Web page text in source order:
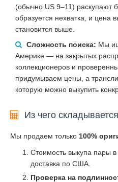
(обычно US 9–11) раскупают
образуется нехватка, и цена
становится выше.
Сложность поиска: Мы
Америке — на закрытых
коллекционеров и
придумываем цены, а
которую можно выкупить
Из чего
Мы продаем только 100%
Стоимость выкупа пары
доставка по США.
Проверка на